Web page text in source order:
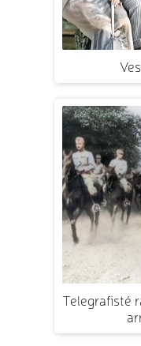
Telegrafisté